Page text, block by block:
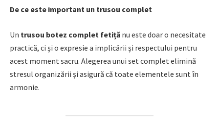
De ce este important un trusou complet
Un trusou botez complet fetiță nu este doar o necesitate
practică, ci și o expresie a implicării și respectului pentru
acest moment sacru. Alegerea unui set complet elimină
stresul organizării și asigură că toate elementele sunt în
armonie.